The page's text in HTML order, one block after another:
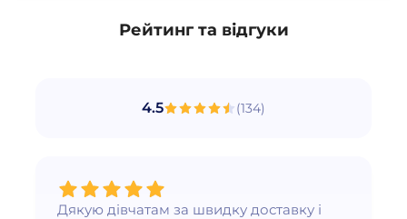
Рейтинг та відгуки
4.5 (134)
Дякую дівчатам за швидку доставку і